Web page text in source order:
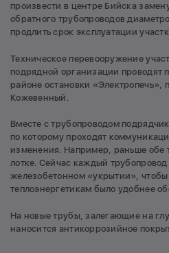
произвести в центре Бийска
обратного трубопроводов
продлить срок эксплуатации
Техническое перевооружение
подрядной организации проводят
районе остановки «Электропечь»,
Кожевенный.
Вместе с трубопроводом
по которому проходят
изменения. Например, раньше
лотке. Сейчас каждый
железобетонном «укрытии»,
теплоэнергетикам было удобнее
На новые трубы, залегающие на
наносится антикоррозийное